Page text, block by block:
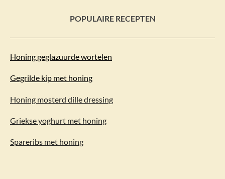
POPULAIRE RECEPTEN
Honing geglazuurde wortelen
Gegrilde kip met honing
Honing mosterd dille dressing
Griekse yoghurt met honing
Spareribs met honing